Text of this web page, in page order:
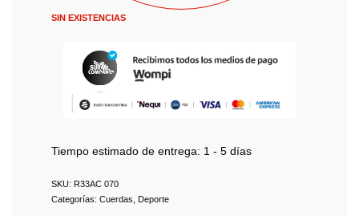
SIN EXISTENCIAS
Tiempo estimado de entrega: 1 - 5 días
R33AC 070
Categorías: Cuerdas Deporte